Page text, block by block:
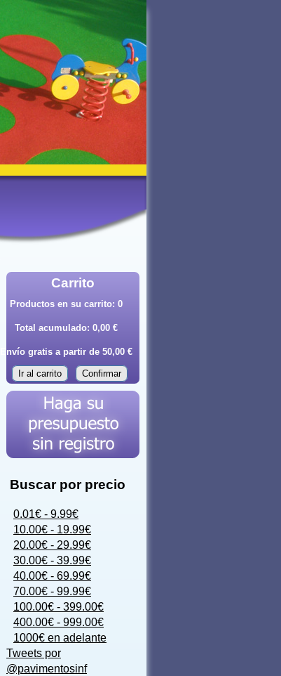
Carrito
Productos en su carrito: 0
Total acumulado: 0,00 €
Envío gratis a partir de 50,00 €
Ir al carrito Confirmar
Buscar por precio
0.01€ - 9.99€
10.00€ - 19.99€
20.00€ - 29.99€
30.00€ - 39.99€
40.00€ - 69.99€
70.00€ - 99.99€
100.00€ - 399.00€
400.00€ - 999.00€
1000€ en adelante
Tweets por
@pavimentosinf